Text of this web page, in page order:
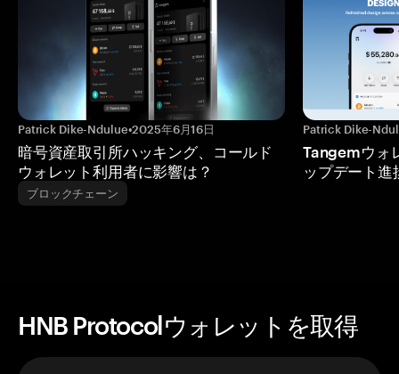
Patrick Dike-Ndulue•2025年6月16日
暗号資産取引所ハッキング、コールド
ウォレット利用者に影響は？
ブロックチェーン
Patrick Dike-
Tangemウォ
ップデート進
HNB Protocolウォレットを取得